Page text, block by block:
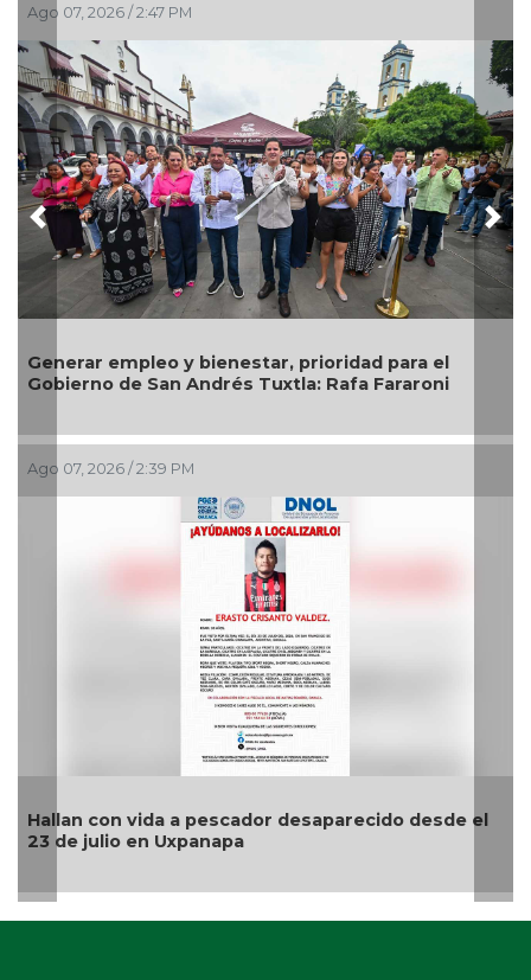
/ 2:47 PM
empleo y bienestar, prioridad para el
de San Andrés Tuxtla: Rafa Fararoni
/ 2:39 PM
vida a pescador desaparecido desde el
en Uxpanapa
Impulsa
📰 Síntesis
Previous